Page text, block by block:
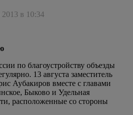
в 10:34
по благоустройству объезды
13 августа заместитель
Аубакиров вместе с главами
Быково и Удельная
расположенные со стороны